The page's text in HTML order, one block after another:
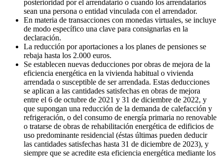
posterioridad por el arrendatario o cuando los arrendatarios
sean una persona o entidad vinculada con el arrendador.
En materia de transacciones con monedas virtuales, se incluye
de modo específico una clave para consignarlas en la
declaración.
La reducción por aportaciones a los planes de pensiones se
rebaja hasta los 2.000 euros.
Se establecen nuevas deducciones por obras de mejora de la
eficiencia energética en la vivienda habitual o vivienda
arrendada o susceptible de ser arrendada. Estas deducciones
se aplican a las cantidades satisfechas en obras de mejora
entre el 6 de octubre de 2021 y 31 de diciembre de 2022, y
que supongan una reducción de la demanda de calefacción y
refrigeración, o del consumo de energía primaria no renovable
o tratarse de obras de rehabilitación energética de edificios de
uso predominante residencial (éstas últimas pueden deducir
las cantidades satisfechas hasta 31 de diciembre de 2023), y
siempre que se acredite esta eficiencia energética mediante los